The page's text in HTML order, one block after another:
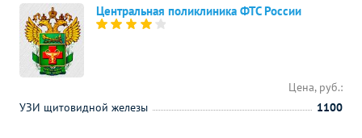
Центральная поликлиника ФТС России
Цена, руб.:
УЗИ щитовидной железы
1100